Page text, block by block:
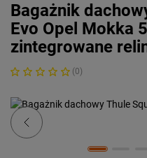
Bagażnik
Evo Opel Mokka
zintegrowane
(0)
Previous